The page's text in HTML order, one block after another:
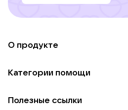
О продукте
Использование материалов
Категории помощи
Полезные ссылки